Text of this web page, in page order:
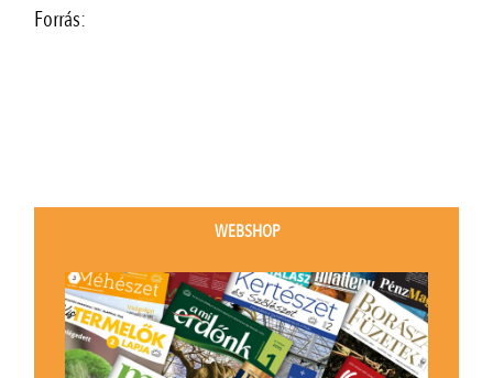
Forrás:
WEBSHOP